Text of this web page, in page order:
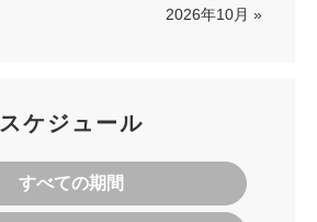
2026年10月 »
スケジュール
すべての期間